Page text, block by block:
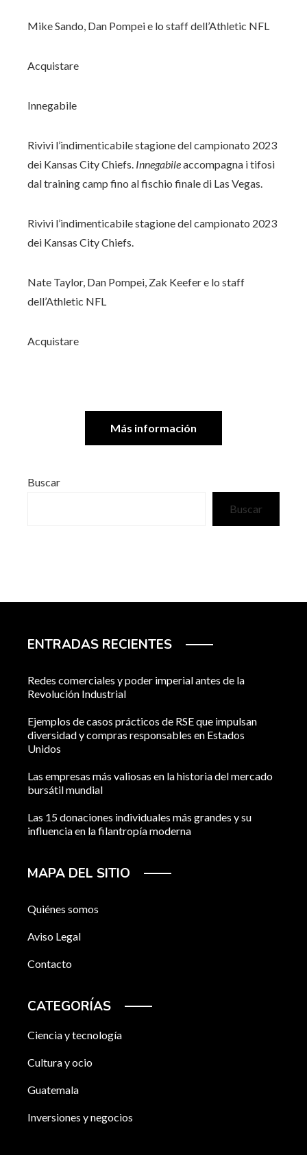
Mike Sando, Dan Pompei e lo staff dell’Athletic NFL
Acquistare
Innegabile
Rivivi l’indimenticabile stagione del campionato 2023
dei Kansas City Chiefs. Innegabileaccompagna i tifosi
dal training camp fino al fischio finale di Las Vegas.
Rivivi l’indimenticabile stagione del campionato 2023
dei Kansas City Chiefs.
Nate Taylor, Dan Pompei, Zak Keefer e lo staff
dell’Athletic NFL
Acquistare
Más información
Buscar
Buscar
ENTRADAS RECIENTES
Redes comerciales y poder imperial antes de la
Revolución Industrial
Ejemplos de casos prácticos de RSE que impulsan
diversidad y compras responsables en Estados
Unidos
Las empresas más valiosas en la historia del mercado
bursátil mundial
Las 15 donaciones individuales más grandes y su
influencia en la filantropía moderna
MAPA DEL SITIO
Quiénes somos
Aviso Legal
Contacto
CATEGORÍAS
Ciencia y tecnología
Cultura y ocio
Guatemala
Inversiones y negocios